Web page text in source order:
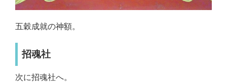
五穀成就の神額。
招魂社
次に招魂社へ。